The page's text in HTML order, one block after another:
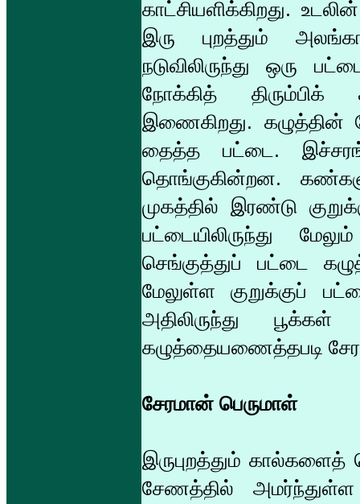
காட்சியளிக்கிறது.
இரு புறத்தும்
நடுவிலிருந்து ஒரு
நோக்கித் திரும்பிக்
இணைகிறது. கழுத்தின்
தைத்த பட்டை.
தொங்குகின்றன.
முகத்தில் இரண்டு
பட்டையிலிருந்து
செங்குத்துப் பட்டை
மேலுள்ள குறுக்குப்
அதிலிருந்து
கழுத்தையணைத்தபடி
சேரமான் பெருமாள்
இருபுறத்தும் கால்களைத்
சேணத்தில் அமர்ந்துள்ள